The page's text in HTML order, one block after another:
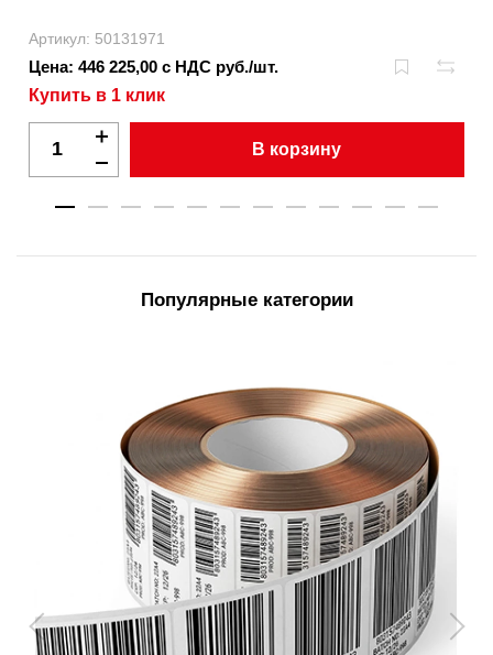
Артикул: 50131971
Цена: 446 225,00 с НДС руб./шт.
Купить в 1 клик
В корзину
Популярные категории